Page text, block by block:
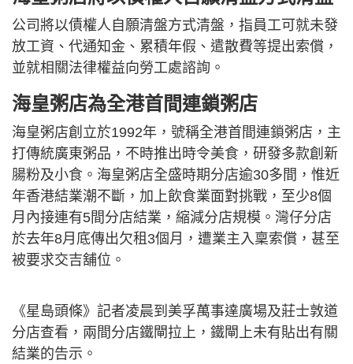
公司將以債權人自願清盤方式清盤，指員工可就未發
放工資、代通知金、累積年假、遣散費等提出索償，
並就相關法律權益向勞工處諮詢。
海皇粥店為全港首間連鎖粥店
海皇粥店創立於1992年，號稱全港首間連鎖粥店，主
打傳統廣東粥品，不時推出時令美食，研發多款創新
腸粉及小食。海皇粥店全盛時期分店逾30多間，惟近
年香港結業潮不斷，加上飲食業面對挑戰，至少8個
月內接連有5間分店結業，縮減分店規模。灣仔分店
於去年8月底傳出欠租3個月，遭業主入稟索償，甚至
被要求交吉舖位。
《星島頭條》記者凌晨到美孚萬事達廣場及莊士敦道
分店查看，兩間分店鐵閘拉上，鐵閘上未有貼出有關
結業的告示。